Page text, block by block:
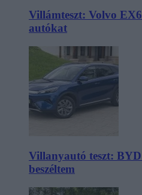
Villámteszt: Volvo
autókat
Villanyautó teszt:
beszéltem